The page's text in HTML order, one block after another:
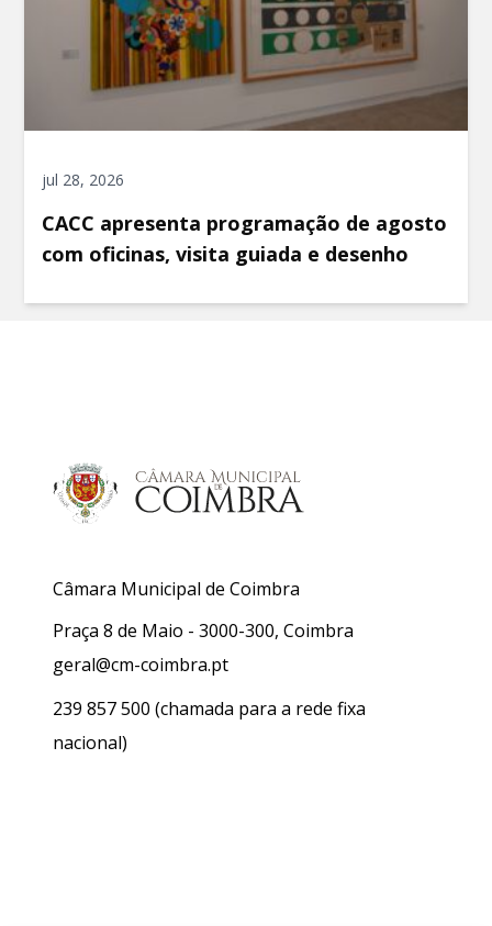
jul 28, 2026
CACC apresenta programação de agosto
com oficinas, visita guiada e desenho
Câmara Municipal de Coimbra
Praça 8 de Maio - 3000-300, Coimbra
geral@cm-coimbra.pt
239 857 500 (chamada para a rede fixa
nacional)